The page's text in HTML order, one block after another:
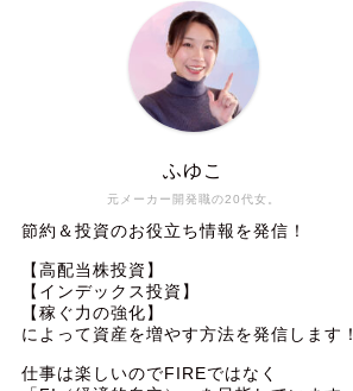
元メーカー開発職の20代女。
ふゆこ
節約＆投資のお役立ち情報を発信！
【高配当株投資】
【インデックス投資】
【稼ぐ力の強化】
によって資産を増やす方法を発信します！
仕事は楽しいのでFIREではなく